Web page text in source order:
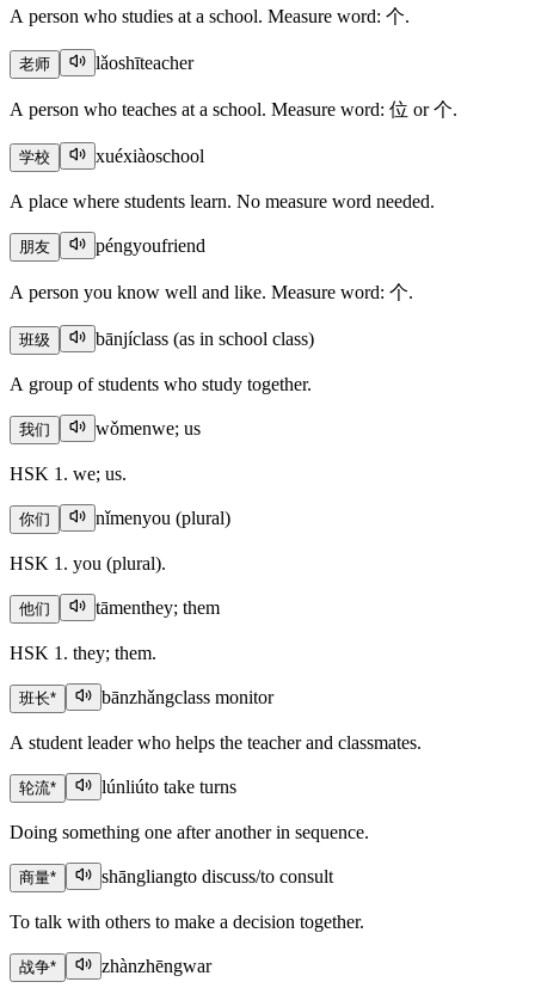
A person who studies at a school. Measure word: 个.
老师 lǎoshīteacher
A person who teaches at a school. Measure word: 位 or 个.
学校 xuéxiàoschool
A place where students learn. No measure word needed.
朋友 péngyoufriend
A person you know well and like. Measure word: 个.
班级 bānjíclass (as in school class)
A group of students who study together.
我们 wǒmenwe; us
HSK 1. we; us.
你们 nǐmenyou (plural)
HSK 1. you (plural).
他们 tāmenthey; them
HSK 1. they; them.
班长* bānzhǎngclass monitor
A student leader who helps the teacher and classmates.
轮流* lúnliúto take turns
Doing something one after another in sequence.
商量* shāngliangto discuss/to consult
To talk with others to make a decision together.
战争* zhànzhēngwar